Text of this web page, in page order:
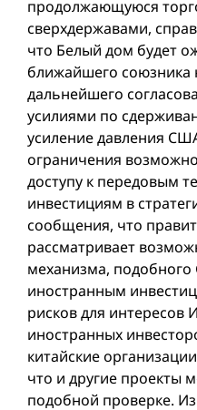
продолжающуюся
сверхдержавами,
что Белый дом будет
ближайшего союзника
дальнейшего
усилиями по
усиление давления
ограничения
доступу к передовым
инвестициям в
сообщения, что
рассматривает
механизма, подобного
иностранным
рисков для интересов
иностранных
китайские
что и другие проекты
подобной проверке.